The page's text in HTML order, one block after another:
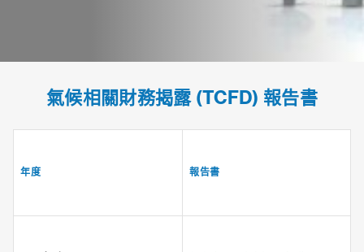
氣候相關財務揭露 (TCFD) 報告書
年度 報告書